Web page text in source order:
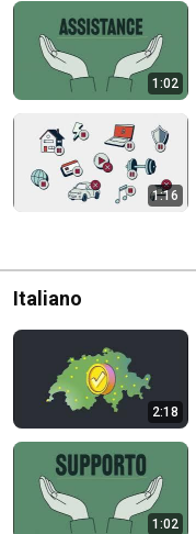
1:02
1:16
Italiano
2:18
1:02